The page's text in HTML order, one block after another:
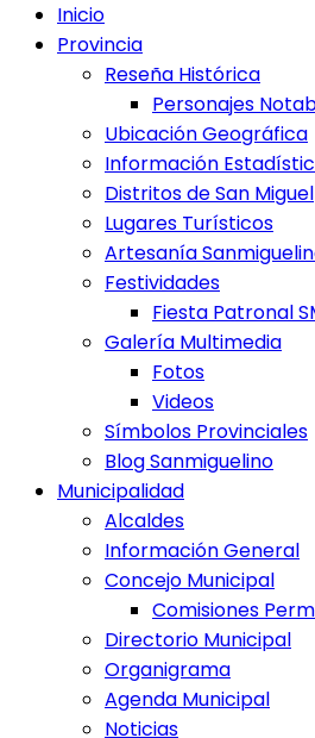
Inicio
Provincia
Reseña Histórica
Personajes
Ubicación Geográfica
Información
Distritos de San Miguel
Lugares Turísticos
Artesanía
Festividades
Fiesta Patronal
Galería Multimedia
Fotos
Videos
Símbolos Provinciales
Blog Sanmiguelino
Municipalidad
Alcaldes
Información General
Concejo Municipal
Comisiones
Directorio Municipal
Organigrama
Agenda Municipal
Noticias